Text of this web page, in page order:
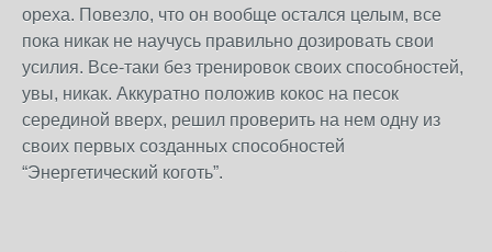
ореха. Повезло, что он вообще остался целым, все
пока никак не научусь правильно дозировать свои
усилия. Все-таки без тренировок своих способностей,
увы, никак. Аккуратно положив кокос на песок
серединой вверх, решил проверить на нем одну из
своих первых созданных способностей
“Энергетический коготь”.